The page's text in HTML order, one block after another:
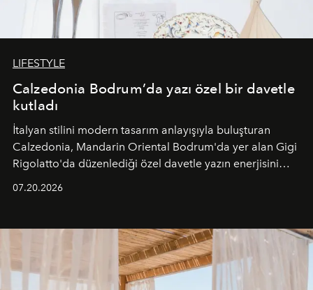
LIFESTYLE
Calzedonia Bodrum’da yazı özel bir davetle
kutladı
İtalyan stilini modern tasarım anlayışıyla buluşturan
Calzedonia, Mandarin Oriental Bodrum'da yer alan Gigi
Rigolatto'da düzenlediği özel davetle yazın enerjisini
07.20.2026